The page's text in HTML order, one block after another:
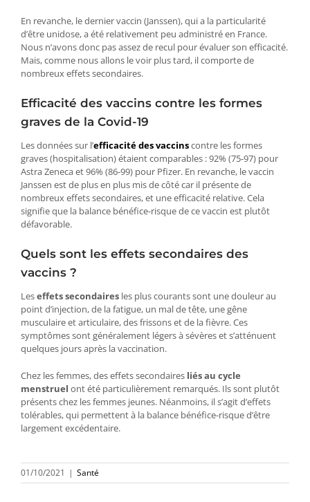
En revanche, le dernier vaccin (Janssen), qui a la particularité
d’être unidose, a été relativement peu administré en France.
Nous n’avons donc pas assez de recul pour évaluer son efficacité.
Mais, comme nous allons le voir plus tard, il comporte de
nombreux effets secondaires.
Efficacité des vaccins contre les formes
graves de la Covid-19
Les données sur l’efficacité des vaccinscontre les formes
graves (hospitalisation) étaient comparables : 92% (75-97) pour
Astra Zeneca et 96% (86-99) pour Pfizer. En revanche, le vaccin
Janssen est de plus en plus mis de côté car il présente de
nombreux effets secondaires, et une efficacité relative. Cela
signifie que la balance bénéfice-risque de ce vaccin est plutôt
défavorable.
Quels sont les effets secondaires des
vaccins ?
Leseffets secondaires les plus courants sont une douleur au
point d’injection, de la fatigue, un mal de tête, une gêne
musculaire et articulaire, des frissons et de la fièvre. Ces
symptômes sont généralement légers à sévères et s’atténuent
quelques jours après la vaccination.
Chez les femmes, des effets secondaires liés au cycle
menstruel ont été particulièrement remarqués. Ils sont plutôt
présents chez les femmes jeunes. Néanmoins, il s’agit d’effets
tolérables, qui permettent à la balance bénéfice-risque d’être
largement excédentaire.
01/10/2021 | Santé